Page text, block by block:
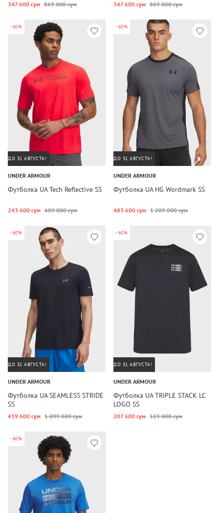
347 600 сум 869 000 сум 347 600 сум 869 000 сум
-60%
ДО 31 АВГУСТА!
UNDER ARMOUR
Футболка UA Tech Reflective SS
243 600 сум 609 000 сум
-60%
ДО 31 АВГУСТА!
UNDER ARMOUR
Футболка UA HG Wordmark SS
483 600 сум 1 209 000 сум
-60%
ДО 31 АВГУСТА!
UNDER ARMOUR
Футболка UA SEAMLESS STRIDE
SS
439 600 сум 1 099 000 сум
-60%
ДО 31 АВГУСТА!
UNDER ARMOUR
Футболка UA TRIPLE STACK LC
LOGO SS
207 600 сум 519 000 сум
-60%